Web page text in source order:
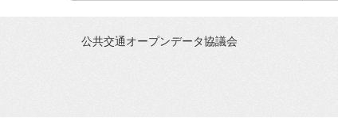
公共交通オープンデータ協議会